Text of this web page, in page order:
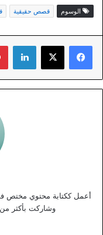
الوسوم قصص حقيقية
وشاركت بأكثر من 1500 قصة علي مدار سنين